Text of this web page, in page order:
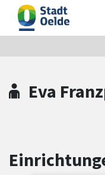
Zum
Zum
Zum
Zum Hauptinhalt
Eva